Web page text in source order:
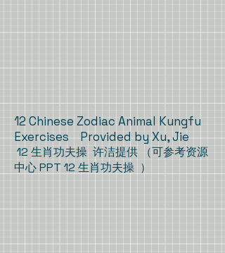
12 Chinese Zodiac Animal Kungfu
Exercises Provided by Xu, Jie
12 生肖功夫操 许洁提供 （可参考资源
中心 PPT 12 生肖功夫操 ）